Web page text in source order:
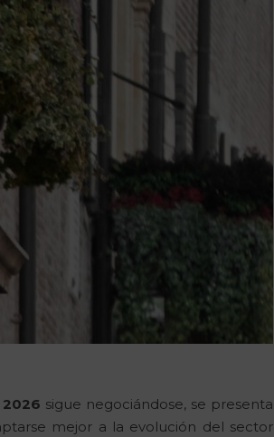
sigue negociándose, se presenta
mejor a la evolución del sector